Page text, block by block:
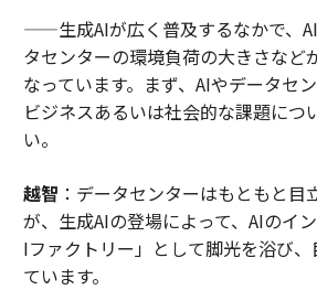
——生成AIが広く普及するなかで、
タセンターの環境負荷の大きさなど
なっています。まず、AIやデータセ
ビジネスあるいは社会的な課題につ
い。
越智 ：データセンターはもともと目
が、生成AIの登場によって、AIのイ
Iファクトリー」として脚光を浴び
ています。